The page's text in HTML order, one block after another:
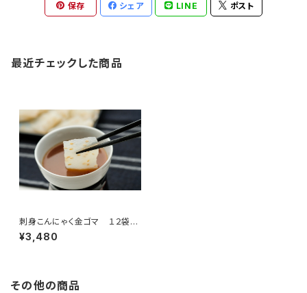
保存 シェア LINE ポスト
最近チェックした商品
刺身こんにゃく金ゴマ １２袋入
（１ケース）
¥3,480
その他の商品